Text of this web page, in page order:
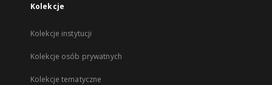
Kolekcje
Kolekcje instytucji
Kolekcje osób prywatnych
Kolekcje tematyczne